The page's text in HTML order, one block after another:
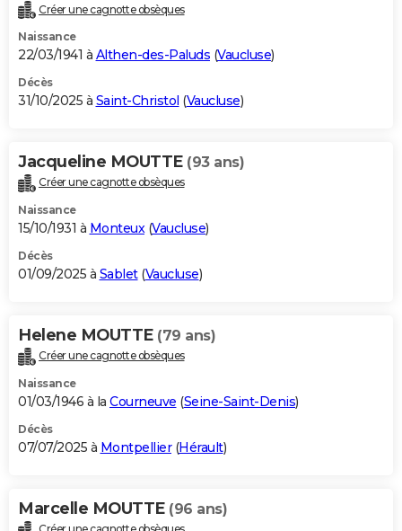
Créer une cagnotte obsèques
Naissance
22/03/1941 à Althen-des-Paluds (Vaucluse)
Décès
31/10/2025 à Saint-Christol (Vaucluse)
Jacqueline MOUTTE (93 ans)
Créer une cagnotte obsèques
Naissance
15/10/1931 à Monteux(Vaucluse)
Décès
01/09/2025 à Sablet(Vaucluse)
Helene MOUTTE (79 ans)
Créer une cagnotte obsèques
Naissance
01/03/1946 à la Courneuve (Seine-Saint-Denis)
Décès
07/07/2025 à Montpellier(Hérault)
Marcelle MOUTTE (96 ans)